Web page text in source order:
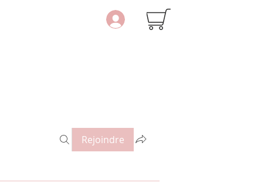
Rejoindre